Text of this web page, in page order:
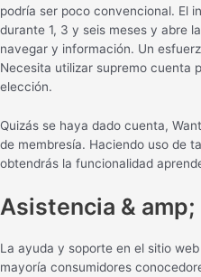
podría ser poco convencional. El
durante 1, 3 y seis meses y abre
navegar y información. Un
Necesita utilizar supremo cuenta
elección.
Quizás se haya dado cuenta,
de membresía. Haciendo uso de
obtendrás la funcionalidad
Asistencia &
La ayuda y soporte en el sitio
mayoría consumidores